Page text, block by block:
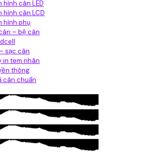
hình cân LED
hình cân LCD
hình phụ
– bệ cân
sạc cân
in tem nhãn
thông
cân chuẩn